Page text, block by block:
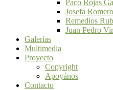
Paco Rojas
Josefa
Remedios
Juan Pedro
Galerías
Multimedia
Proyecto
Copyright
Apoyános
Contacto